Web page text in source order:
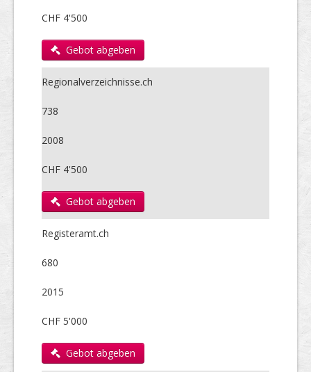
CHF 4'500
Gebot abgeben
Regionalverzeichnisse.ch
738
2008
CHF 4'500
Gebot abgeben
Registeramt.ch
680
2015
CHF 5'000
Gebot abgeben